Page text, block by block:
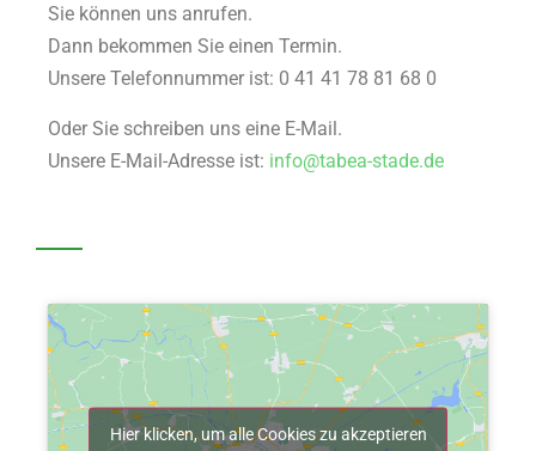
Sie können uns anrufen.
Dann bekommen Sie einen Termin.
Unsere Telefonnummer ist: 0 41 41 78 81 68 0
Oder Sie schreiben uns eine E-Mail.
Unsere E-Mail-Adresse ist: info@tabea-stade.de
Hier klicken, um alle Cookies zu akzeptieren